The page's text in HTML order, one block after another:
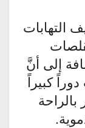
التهابات
إلى أنَّ
كبيراً